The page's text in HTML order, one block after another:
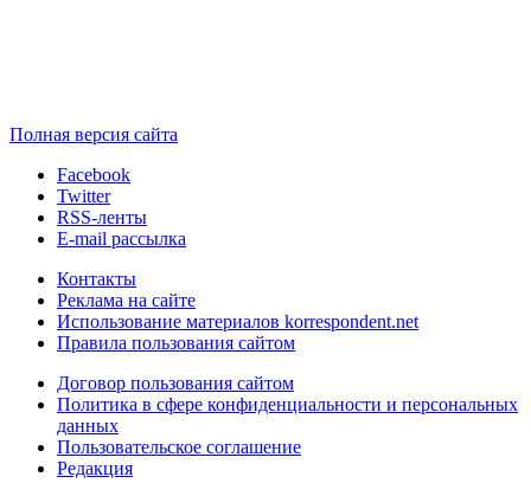
Полная версия сайта
Facebook
Twitter
RSS-ленты
E-mail рассылка
Контакты
Реклама на сайте
Использование материалов korrespondent.net
Правила пользования сайтом
Договор пользования сайтом
Политика в сфере конфиденциальности и персональных
данных
Пользовательское соглашение
Редакция